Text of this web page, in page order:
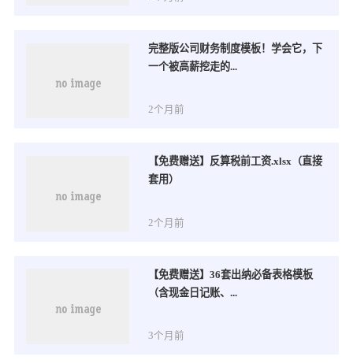
完整版公司财务制度模板！学会它，下
一个被高薪挖走的...
2个月前
【免费赠送】反算税前工资.xlsx（直接
套用）
2个月前
【免费赠送】36套出纳必备表格模板
（含现金日记账、...
3个月前